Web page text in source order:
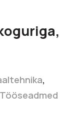
,
Tööseadmed